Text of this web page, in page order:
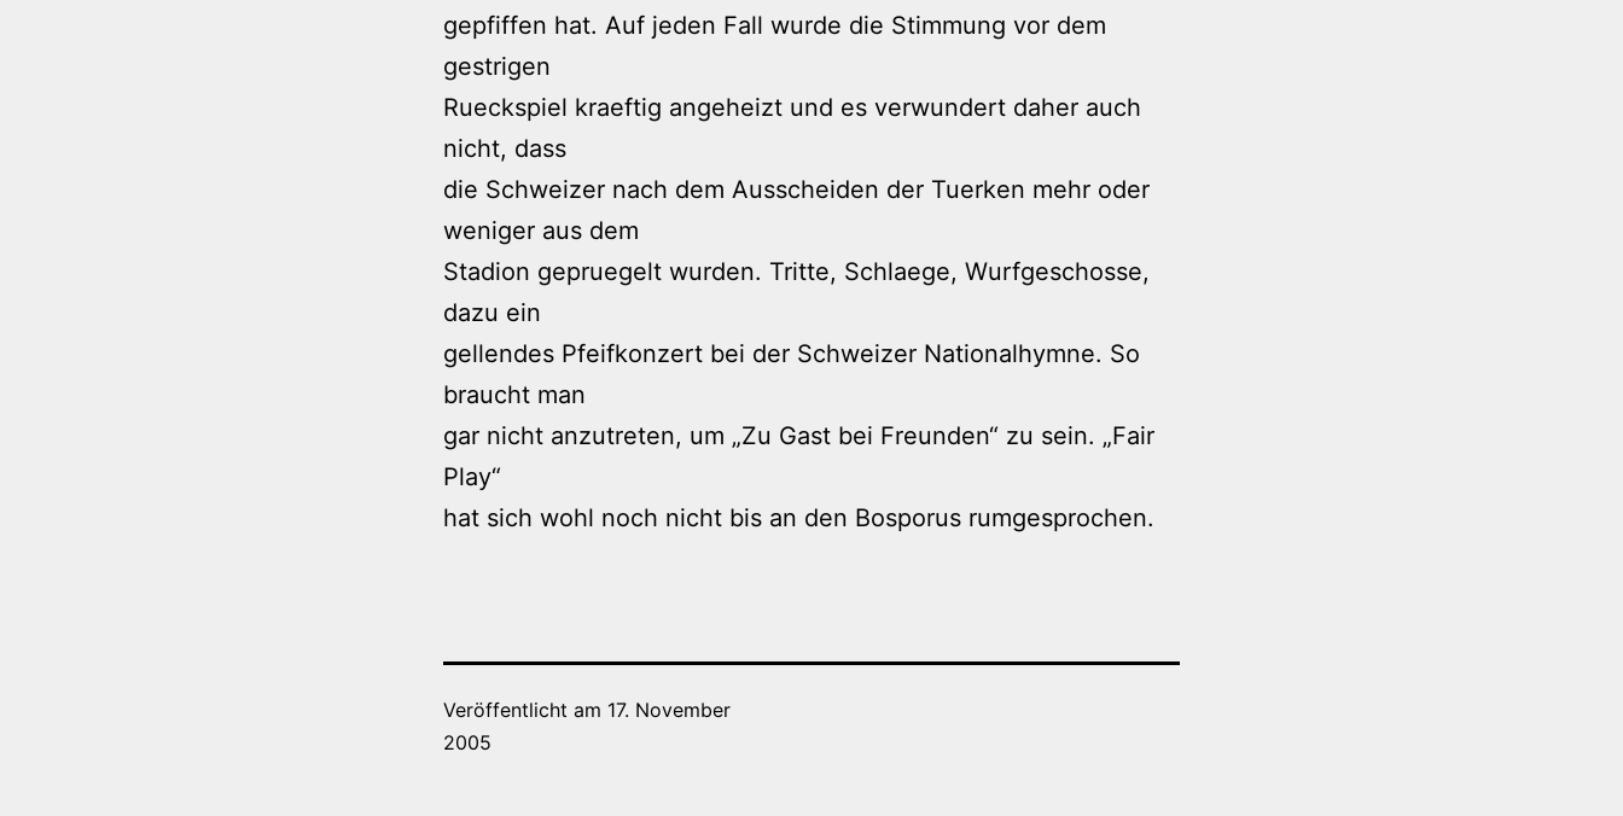
gepfiffen hat. Auf jeden Fall wurde die Stimmung vor dem
gestrigen
Rueckspiel kraeftig angeheizt und es verwundert daher auch
nicht, dass
die Schweizer nach dem Ausscheiden der Tuerken mehr oder
weniger aus dem
Stadion gepruegelt wurden. Tritte, Schlaege, Wurfgeschosse,
dazu ein
gellendes Pfeifkonzert bei der Schweizer Nationalhymne. So
braucht man
gar nicht anzutreten, um „Zu Gast bei Freunden“ zu sein. „Fair
Play“
hat sich wohl noch nicht bis an den Bosporus rumgesprochen.
Veröffentlicht am 17. November
2005